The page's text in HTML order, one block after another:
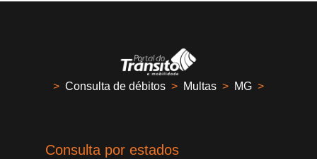
> Consulta de débitos > Multas > MG >
Consulta por estados